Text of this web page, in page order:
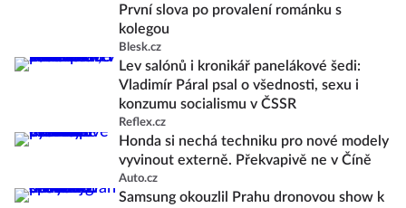
První slova po provalení románku s
kolegou
Blesk.cz
Lev salónů i kronikář panelákové šedi:
Vladimír Páral psal o všednosti, sexu i
konzumu socialismu v ČSSR
Reflex.cz
Honda si nechá techniku pro nové modely
vyvinout externě. Překvapivě ne v Číně
Auto.cz
Samsung okouzlil Prahu dronovou show k